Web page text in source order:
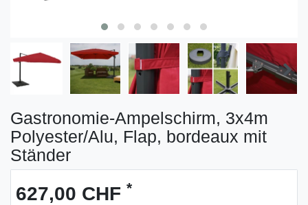
Gastronomie-Ampelschirm, 3x4m
Polyester/Alu, Flap, bordeaux mit
Ständer
627,00 CHF *